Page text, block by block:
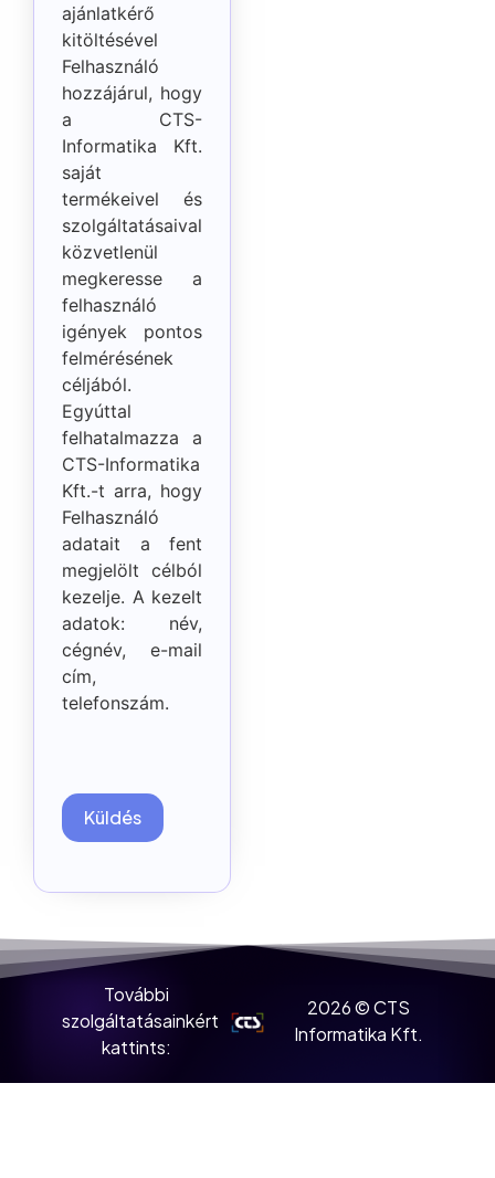
ajánlatkérő
kitöltésével
Felhasználó
hozzájárul, hogy
a CTS-
Informatika Kft.
saját
termékeivel és
szolgáltatásaival
közvetlenül
megkeresse a
felhasználó
igények pontos
felmérésének
céljából.
Egyúttal
felhatalmazza a
CTS-Informatika
Kft.-t arra, hogy
Felhasználó
adatait a fent
megjelölt célból
kezelje. A kezelt
adatok: név,
cégnév, e-mail
cím,
telefonszám.
További
szolgáltatásainkért
kattints:
2026 © CTS
Informatika Kft.